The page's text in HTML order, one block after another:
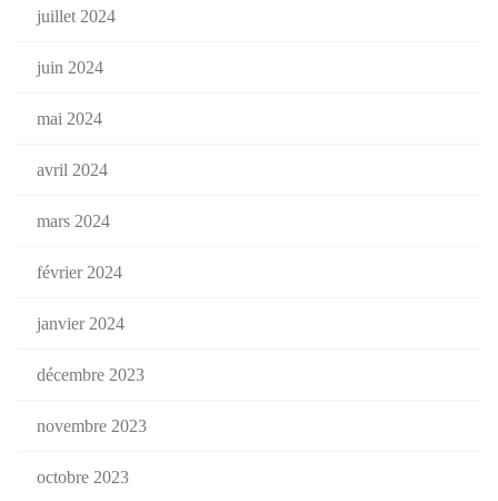
juillet 2024
juin 2024
mai 2024
avril 2024
mars 2024
février 2024
janvier 2024
décembre 2023
novembre 2023
octobre 2023